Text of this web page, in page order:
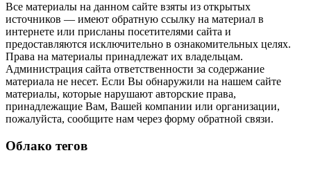
Все материалы на данном сайте взяты из открытых
источников — имеют обратную ссылку на материал в
интернете или присланы посетителями сайта и
предоставляются исключительно в ознакомительных целях.
Права на материалы принадлежат их владельцам.
Администрация сайта ответственности за содержание
материала не несет. Если Вы обнаружили на нашем сайте
материалы, которые нарушают авторские права,
принадлежащие Вам, Вашей компании или организации,
пожалуйста, сообщите нам через форму обратной связи.
Облако тегов